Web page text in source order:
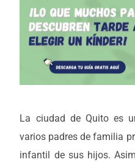
La ciudad de Quito es
varios padres de familia
infantil de sus hijos.